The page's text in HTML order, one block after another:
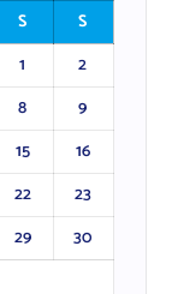
S
S
1
2
8
9
15
16
22
23
29
30